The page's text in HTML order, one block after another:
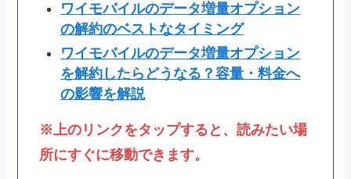
ワイモバイルのデータ増量オプション
の解約のベストなタイミング
ワイモバイルのデータ増量オプション
を解約したらどうなる？容量・料金へ
の影響を解説
※上のリンクをタップすると、読みたい場
所にすぐに移動できます。